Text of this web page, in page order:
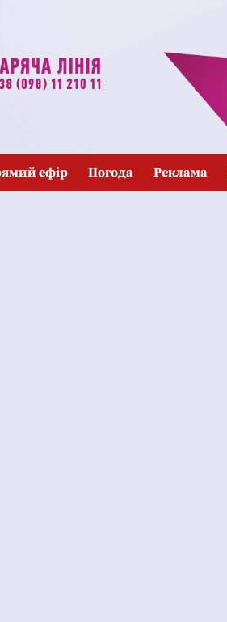
ефір Погода Реклама